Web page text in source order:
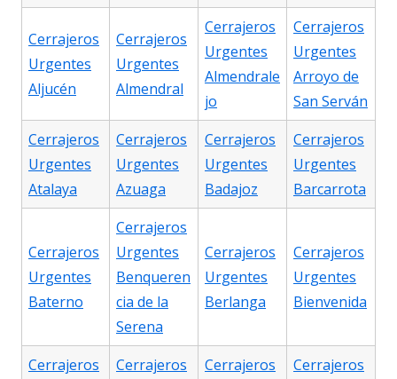
Cerrajeros
Urgentes
Aljucén
Cerrajeros
Urgentes
Almendral
Cerrajeros
Urgentes
Almendrale
jo
Cerrajeros
Urgentes
Arroyo de
San Serván
Cerrajeros
Urgentes
Atalaya
Cerrajeros
Urgentes
Azuaga
Cerrajeros
Urgentes
Badajoz
Cerrajeros
Urgentes
Barcarrota
Cerrajeros
Urgentes
Baterno
Cerrajeros
Urgentes
Benqueren
cia de la
Serena
Cerrajeros
Urgentes
Berlanga
Cerrajeros
Urgentes
Bienvenida
Cerrajeros
Cerrajeros
Cerrajeros
Cerrajeros